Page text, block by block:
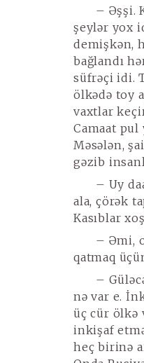
– Əşşi.
şeylər yox
demişkən,
bağlandı
süfrəçi idi.
ölkədə toy
vaxtlar
Camaat pul
Məsələn,
gəzib
– Uy
ala, çörək
Kasıblar
– Əmi,
qatmaq
–
nə var e.
üç cür ölkə
inkişaf
heç birinə